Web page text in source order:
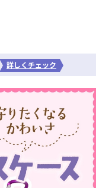
詳しくチェック